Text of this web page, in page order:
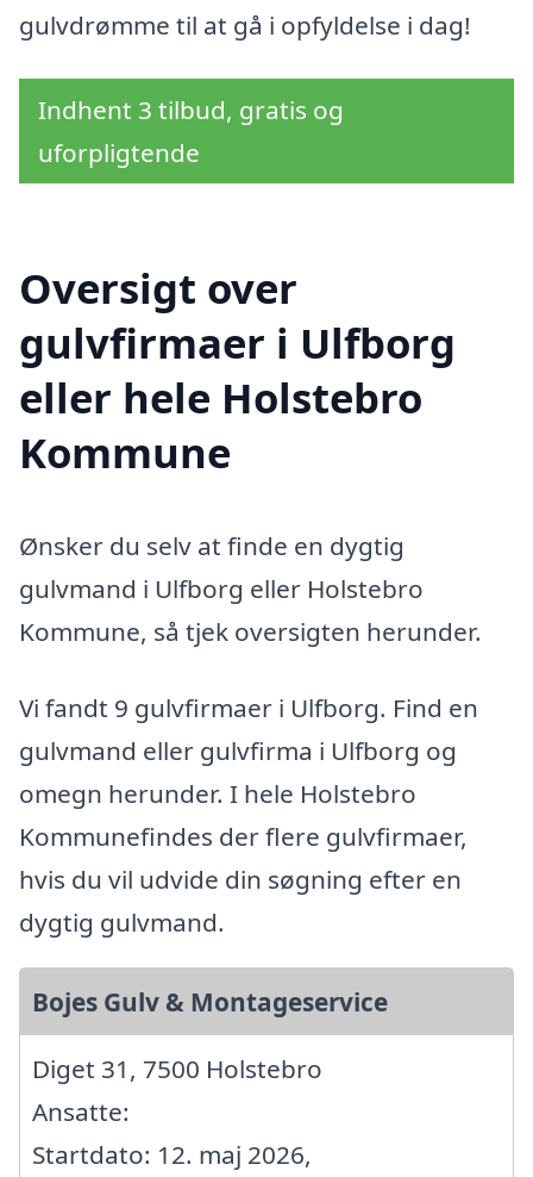
gulvdrømme til at gå i opfyldelse i dag!
Indhent 3 tilbud, gratis og
uforpligtende
Oversigt over
gulvfirmaer i Ulfborg
eller hele Holstebro
Kommune
Ønsker du selv at finde en dygtig
gulvmand i Ulfborg eller Holstebro
Kommune, så tjek oversigten herunder.
Vi fandt 9 gulvfirmaer i Ulfborg. Find en
gulvmand eller gulvfirma i Ulfborg og
omegn herunder. I hele Holstebro
Kommunefindes der flere gulvfirmaer,
hvis du vil udvide din søgning efter en
dygtig gulvmand.
Bojes Gulv & Montageservice
Diget 31, 7500 Holstebro
Ansatte:
Startdato: 12. maj 2026,